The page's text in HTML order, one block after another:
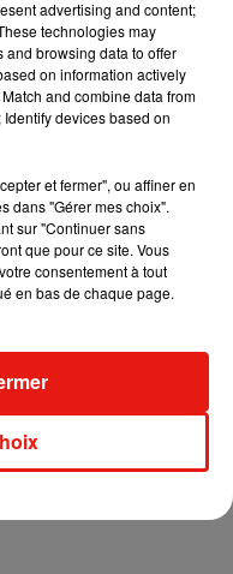
Selena Gomez et
nouveau single
advertising and content;
technologies may
and browsing data to offer
on information actively
and combine data from
devices based on
et fermer", ou affiner en
dans "Gérer mes choix".
sur "Continuer sans
que pour ce site. Vous
consentement à tout
en bas de chaque page.